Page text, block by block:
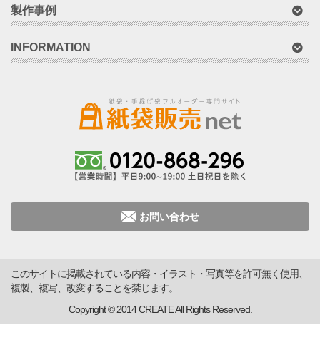
製作事例
INFORMATION
お問い合わせ
このサイトに掲載されている内容・イラスト・写真等を許可無く使用、
複製、複写、改変することを禁じます。
Copyright © 2014 CREATE All Rights Reserved.